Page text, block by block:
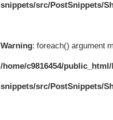
snippets/src/PostSnippets/
Warning: foreach() argument
/home/c9816454/
snippets/src/PostSnippets/